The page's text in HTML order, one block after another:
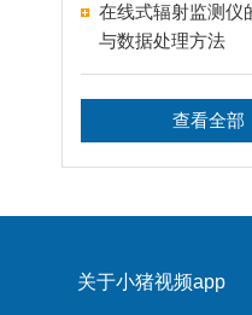
在线式辐射监测仪
与数据处理方法
查看全部
关于小猪视频app